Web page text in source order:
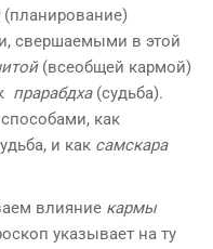
(планирование)
свершаемыми в этой
(всеобщей кармой)
прарабдха(судьба).
как
и как самскара
влияние кармы
указывает на ту